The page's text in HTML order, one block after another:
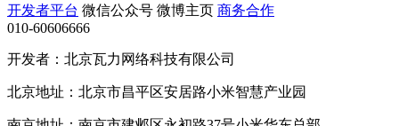
开发者平台 微信公众号 微博主页 商务合作
010-60606666
开发者：北京瓦力网络科技有限公司
北京地址：北京市昌平区安居路小米智慧产业园